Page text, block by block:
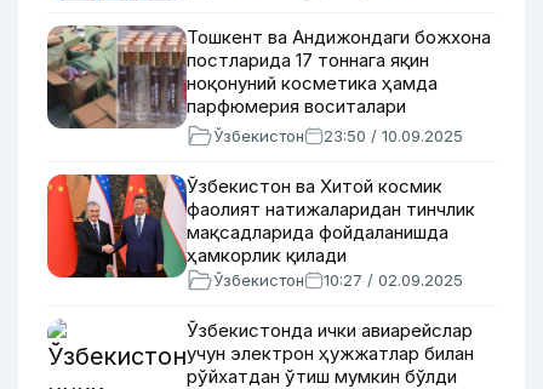
Тошкент ва Андижондаги божхона
постларида 17 тоннага яқин
ноқонуний косметика ҳамда
парфюмерия воситалари
аниқланди
Ўзбекистон 23:50 / 10.09.2025
Ўзбекистон ва Хитой космик
фаолият натижаларидан тинчлик
мақсадларида фойдаланишда
ҳамкорлик қилади
Ўзбекистон 10:27 / 02.09.2025
Ўзбекистонда ички авиарейслар
учун электрон ҳужжатлар билан
рўйхатдан ўтиш мумкин бўлди